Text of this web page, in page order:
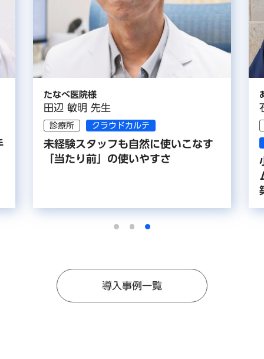
たなべ医院様
田辺 敏明 先生
診療所 クラウドカルテ
未経験スタッフも自然に使いこなす
「当たり前」の使いやすさ
導入事例一覧